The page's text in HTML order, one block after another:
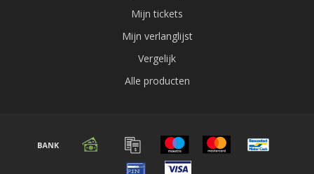
Mijn tickets
Mijn verlanglijst
Vergelijk
Alle producten